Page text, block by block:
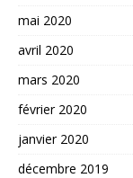
mai 2020
avril 2020
mars 2020
février 2020
janvier 2020
décembre 2019